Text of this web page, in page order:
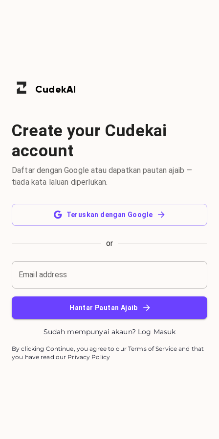
CudekAI
Create your Cudekai
account
Daftar dengan Google atau dapatkan pautan ajaib —
tiada kata laluan diperlukan.
Teruskan dengan Google
or
Email address
Hantar Pautan Ajaib
Sudah mempunyai akaun? Log Masuk
By clicking Continue, you agree to our Terms of Service and that
you have read our Privacy Policy